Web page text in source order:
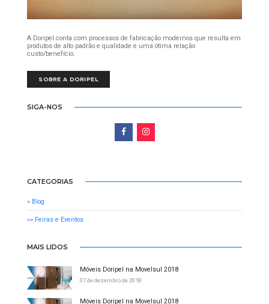
A Doripel conta com processos de fabricação modernos que resulta em
produtos de alto padrão e qualidade e uma ótima relação
custo/benefício.
SOBRE A DORIPEL
SIGA-NOS
CATEGORIAS
» Blog
»» Feiras e Eventos
MAIS LIDOS
Móveis Doripel na Movelsul 2018
07 de dezembro de 2018
Móveis Doripel na Movelsul 2018